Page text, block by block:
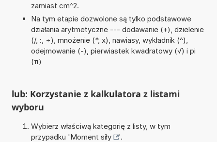
zamiast cm^2.
Na tym etapie dozwolone są tylko podstawowe
działania arytmetyczne --- dodawanie (+), dzielenie
(/, :, ÷), mnożenie (*, x), nawiasy, wykładnik (^),
odejmowanie (-), pierwiastek kwadratowy (√) i pi
(π)
lub: Korzystanie z kalkulatora z listami
wyboru
Wybierz właściwą kategorię z listy, w tym
przypadku 'Moment siły
'.